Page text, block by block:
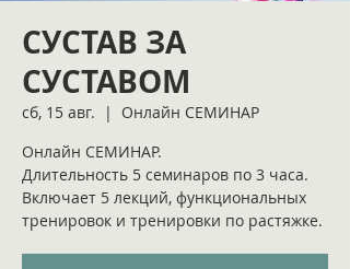
СУСТАВ ЗА
СУСТАВОМ
сб, 15 авг.
  |
Онлайн СЕМИНАР
Онлайн СЕМИНАР.
Длительность 5 семинаров по 3 часа.
Включает 5 лекций, функциональных
тренировок и тренировки по растяжке.